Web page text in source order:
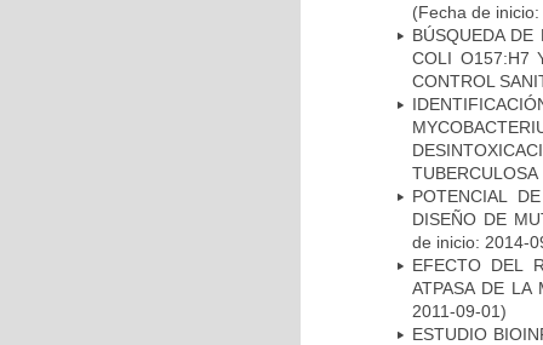
(Fecha de
BÚSQUEDA DE
COLI O157:H7
CONTROL
TUBERCULOSA
POTENCIAL
DISEÑO DE
de inicio: 2014-
EFECTO DEL
ATPASA DE LA
2011-09-01)
ESTUDIO